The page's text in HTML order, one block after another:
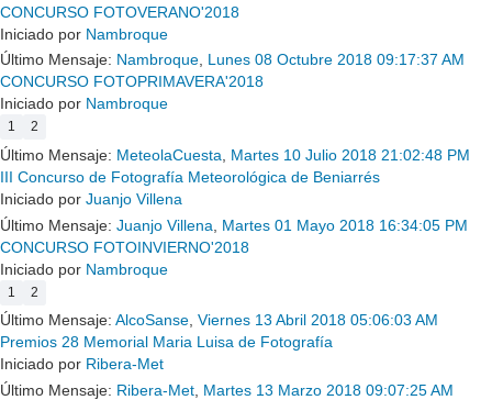
CONCURSO FOTOVERANO'2018
Iniciado por Nambroque
Último Mensaje: Nambroque, Lunes 08 Octubre 2018 09:17:37 AM
CONCURSO FOTOPRIMAVERA'2018
Iniciado por Nambroque
1 2
Último Mensaje: MeteolaCuesta
Martes 10 Julio 2018 21:02:48 PM
III Concurso de Fotografía Meteorológica de Beniarrés
Iniciado por Juanjo Villena
Último Mensaje: Juanjo Villena
Martes 01 Mayo 2018 16:34:05 PM
CONCURSO FOTOINVIERNO'2018
Iniciado por Nambroque
1 2
Último Mensaje: AlcoSanse, Viernes 13 Abril 2018 05:06:03 AM
Premios 28 Memorial Maria Luisa de Fotografía
Iniciado por Ribera-Met
Último Mensaje: Ribera-Met Martes 13 Marzo 2018 09:07:25 AM